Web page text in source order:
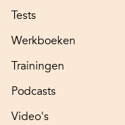
Tests
Werkboeken
Trainingen
Podcasts
Video's